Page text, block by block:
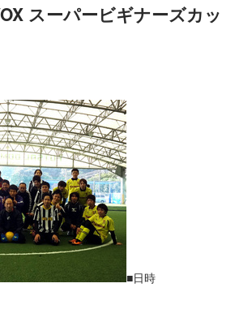
スーパービギナーズカッ
■日時